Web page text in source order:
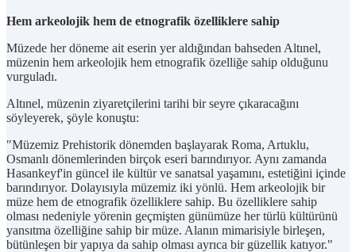
Hem arkeolojik hem de etnografik özelliklere sahip
Müzede her döneme ait eserin yer aldığından bahseden Altınel,
müzenin hem arkeolojik hem etnografik özelliğe sahip olduğunu
vurguladı.
Altınel, müzenin ziyaretçilerini tarihi bir seyre çıkaracağını
söyleyerek, şöyle konuştu:
"Müzemiz Prehistorik dönemden başlayarak Roma, Artuklu,
Osmanlı dönemlerinden birçok eseri barındırıyor. Aynı zamanda
Hasankeyf'in güncel ile kültür ve sanatsal yaşamını, estetiğini içinde
barındırıyor. Dolayısıyla müzemiz iki yönlü. Hem arkeolojik bir
müze hem de etnografik özelliklere sahip. Bu özelliklere sahip
olması nedeniyle yörenin geçmişten günümüze her türlü kültürünü
yansıtma özelliğine sahip bir müze. Alanın mimarisiyle birleşen,
bütünleşen bir yapıya da sahip olması ayrıca bir güzellik katıyor."